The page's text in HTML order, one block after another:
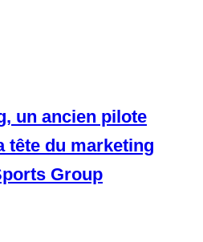
un ancien pilote
tête du marketing
Group